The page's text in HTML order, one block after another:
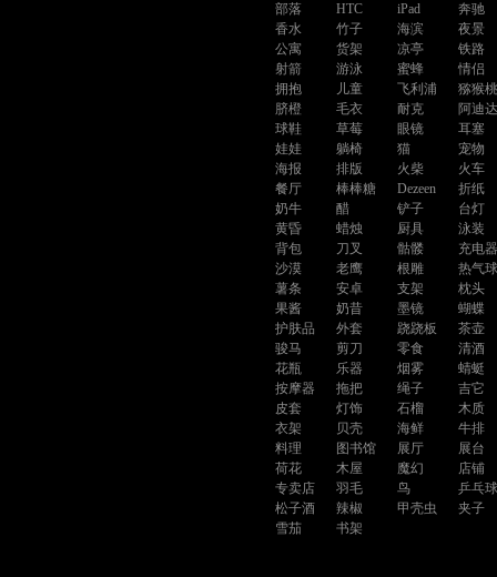
部落
HTC iPad
奔驰
香水
竹子 海滨
夜景
公寓
货架 凉亭
铁路
射箭
游泳 蜜蜂
情侣
拥抱
儿童 飞利浦
猕猴桃
脐橙
毛衣 耐克
阿迪
球鞋
草莓 眼镜
耳塞
娃娃
躺椅 猫
宠物
海报
排版 火柴
火车
餐厅
棒棒糖 Dezeen
折纸
奶牛
醋 铲子
台灯
黄昏
蜡烛 厨具
泳装
背包
刀叉 骷髅
充电器
沙漠
老鹰 根雕
热气球
薯条
安卓 支架
枕头
果酱
奶昔 墨镜
蝴蝶
护肤品
外套 跷跷板
茶壶
骏马
剪刀 零食
清酒
花瓶
乐器 烟雾
蜻蜓
按摩器
拖把 绳子
吉它
皮套
灯饰 石榴
木质
衣架
贝壳 海鲜
牛排
料理
图书馆 展厅
展台
荷花
木屋 魔幻
店铺
专卖店
羽毛 鸟
乒乓球
松子酒
辣椒 甲壳虫
夹子
雪茄
书架